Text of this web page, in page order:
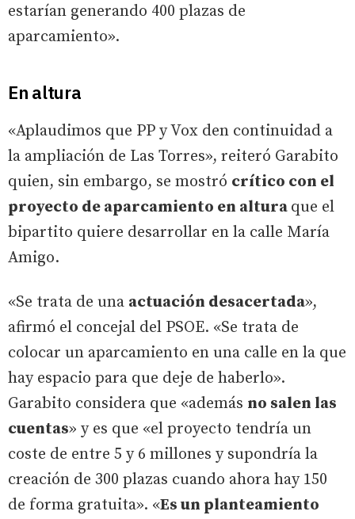
estarían generando 400 plazas de
aparcamiento».
En altura
«Aplaudimos que PP y Vox den continuidad a
la ampliación de Las Torres», reiteró Garabito
quien, sin embargo, se mostró crítico con el
proyecto de aparcamiento en altura que el
bipartito quiere desarrollar en la calle María
Amigo.
«Se trata de una actuación desacertada»,
afirmó el concejal del PSOE. «Se trata de
colocar un aparcamiento en una calle en la que
hay espacio para que deje de haberlo».
Garabito considera que «además no salen las
cuentas» y es que «el proyecto tendría un
coste de entre 5 y 6 millones y supondría la
creación de 300 plazas cuando ahora hay 150
de forma gratuita». «Es un planteamiento